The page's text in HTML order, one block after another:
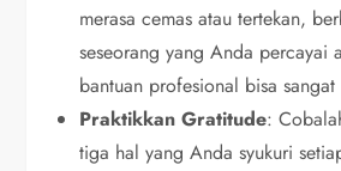
merasa cemas atau tertekan,
seseorang yang Anda percayai
bantuan profesional bisa sangat
Praktikkan Gratitude:
tiga hal yang Anda syukuri